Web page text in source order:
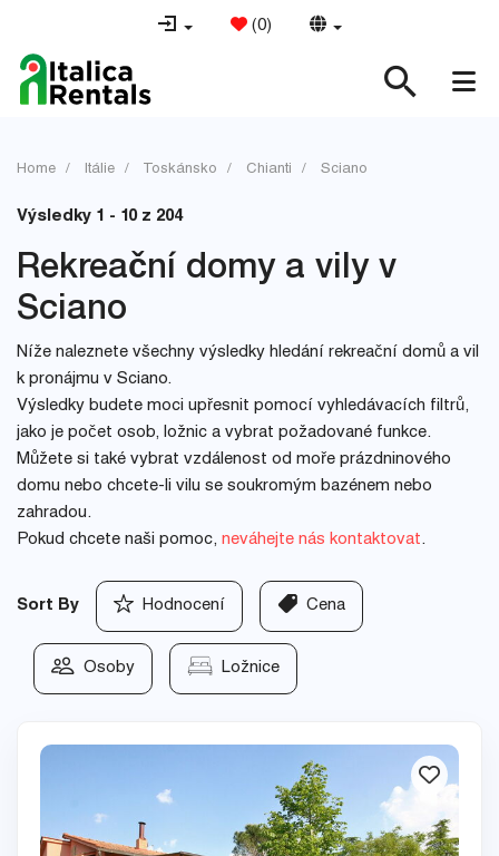
(0)
Home Itálie Toskánsko Chianti Sciano
Výsledky 1 - 10 z 204
Rekreační domy a vily v
Sciano
Níže naleznete všechny výsledky hledání rekreační domů a vil
k pronájmu v Sciano.
Výsledky budete moci upřesnit pomocí vyhledávacích filtrů,
jako je počet osob, ložnic a vybrat požadované funkce.
Můžete si také vybrat vzdálenost od moře prázdninového
domu nebo chcete-li vilu se soukromým bazénem nebo
zahradou.
Pokud chcete naši pomoc, neváhejte nás kontaktovat.
Sort By Hodnocení Cena
Osoby Ložnice